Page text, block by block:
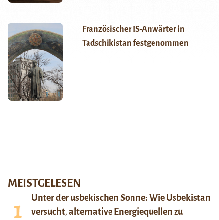
Französischer IS-Anwärter in
Tadschikistan festgenommen
MEISTGELESEN
Unter der usbekischen Sonne: Wie Usbekistan
versucht, alternative Energiequellen zu